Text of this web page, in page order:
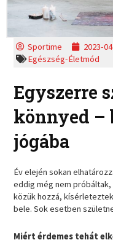
Sportime 2023-
Egészség-Életmód
Egyszerre
könnyed –
jógába
Év elején sokan
eddig még nem
közük hozzá,
bele. Sok esetben
Miért érdemes tehát